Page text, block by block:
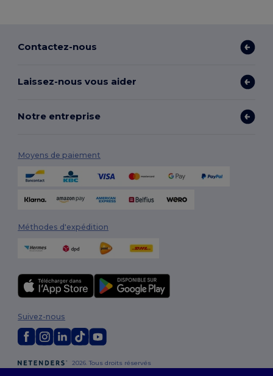
Contactez-nous
Laissez-nous vous aider
Notre entreprise
Moyens de paiement
Méthodes d'expédition
2026. Tous droits réservés
Suivez-nous